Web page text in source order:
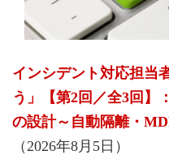
インシデント対応担当
う」【第2回／全3回】
の設計～自動隔離・
（2026年8月5日）